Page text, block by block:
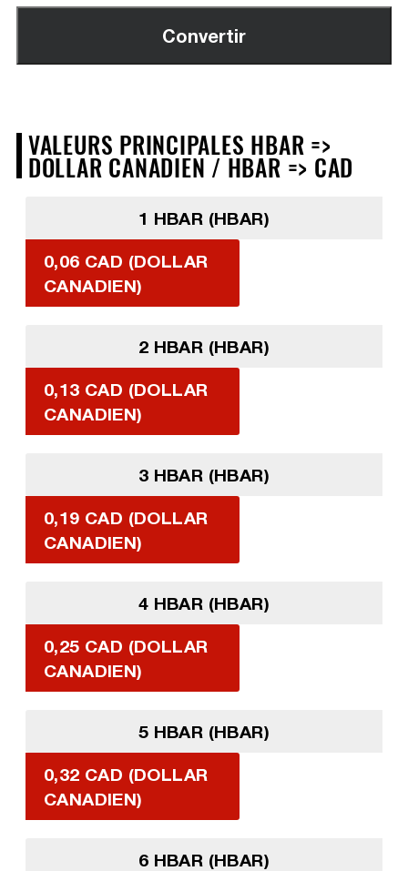
VALEURS PRINCIPALES HBAR =>
DOLLAR CANADIEN / HBAR => CAD
1 HBAR (HBAR)
0,06 CAD (DOLLAR
CANADIEN)
2 HBAR (HBAR)
0,13 CAD (DOLLAR
CANADIEN)
3 HBAR (HBAR)
0,19 CAD (DOLLAR
CANADIEN)
4 HBAR (HBAR)
0,25 CAD (DOLLAR
CANADIEN)
5 HBAR (HBAR)
0,32 CAD (DOLLAR
CANADIEN)
6 HBAR (HBAR)